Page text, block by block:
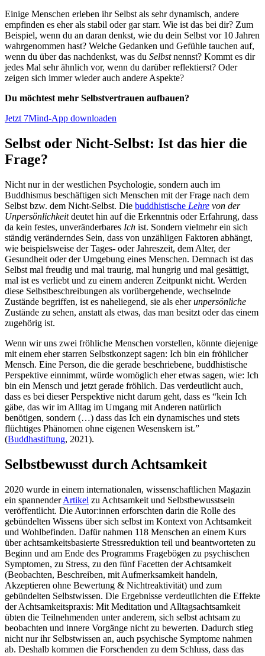
Einige Menschen erleben ihr Selbst als sehr dynamisch, andere
empfinden es eher als stabil oder gar starr. Wie ist das bei dir? Zum
Beispiel, wenn du an daran denkst, wie du dein Selbst vor 10 Jahren
wahrgenommen hast? Welche Gedanken und Gefühle tauchen auf,
wenn du über das nachdenkst, was du Selbstnennst? Kommt es dir
jedes Mal sehr ähnlich vor, wenn du darüber reflektierst? Oder
zeigen sich immer wieder auch andere Aspekte?
Du möchtest mehr Selbstvertrauen aufbauen?
Jetzt 7Mind-App downloaden
Selbst oder Nicht-Selbst: Ist das hier die
Frage?
Nicht nur in der westlichen Psychologie, sondern auch im
Buddhismus beschäftigen sich Menschen mit der Frage nach dem
Selbst bzw. dem Nicht-Selbst. Die buddhistische Lehre von der
Unpersönlichkeitdeutet hin auf die Erkenntnis oder Erfahrung, dass
da kein festes, unveränderbares Ich ist. Sondern vielmehr ein sich
ständig veränderndes Sein, dass von unzähligen Faktoren abhängt,
wie beispielsweise der Tages- oder Jahreszeit, dem Alter, der
Gesundheit oder der Umgebung eines Menschen. Demnach ist das
Selbst mal freudig und mal traurig, mal hungrig und mal gesättigt,
mal ist es verliebt und zu einem anderen Zeitpunkt nicht. Werden
diese Selbstbeschreibungen als vorübergehende, wechselnde
Zustände begriffen, ist es naheliegend, sie als eherunpersönliche
Zustände zu sehen, anstatt als etwas, das man besitzt oder das einem
zugehörig ist.
Wenn wir uns zwei fröhliche Menschen vorstellen, könnte diejenige
mit einem eher starren Selbstkonzept sagen: Ich bin ein fröhlicher
Mensch. Eine Person, die die gerade beschriebene, buddhistische
Perspektive einnimmt, würde womöglich eher etwas sagen, wie: Ich
bin ein Mensch und jetzt gerade fröhlich. Das verdeutlicht auch,
dass es bei dieser Perspektive nicht darum geht, dass es “kein Ich
gäbe, das wir im Alltag im Umgang mit Anderen natürlich
benötigen, sondern (…) dass das Ich ein dynamisches und stets
flüchtiges Phänomen ohne eigenen Wesenskern ist.”
(Buddhastiftung, 2021).
Selbstbewusst durch Achtsamkeit
2020 wurde in einem internationalen, wissenschaftlichen Magazin
ein spannenderArtikel zu Achtsamkeit und Selbstbewusstsein
veröffentlicht. Die Autor:innen erforschten darin die Rolle des
gebündelten Wissens über sich selbst im Kontext von Achtsamkeit
und Wohlbefinden. Dafür nahmen 118 Menschen an einem Kurs
über achtsamkeitsbasierte Stressreduktion teil und beantworteten zu
Beginn und am Ende des Programms Fragebögen zu psychischen
Symptomen, zu Stress, zu den fünf Facetten der Achtsamkeit
(Beobachten, Beschreiben, mit Aufmerksamkeit handeln,
Akzeptieren ohne Bewertung & Nichtreaktivität) und zum
gebündelten Selbstwissen. Die Ergebnisse verdeutlichten die Effekte
der Achtsamkeitspraxis: Mit Meditation und Alltagsachtsamkeit
übten die Teilnehmenden unter anderem, sich selbst achtsam zu
beobachten und innere Vorgänge nicht zu bewerten. Dadurch stieg
nicht nur ihr Selbstwissen an, auch psychische Symptome nahmen
ab. Deshalb kommen die Forschenden zu dem Schluss, dass das